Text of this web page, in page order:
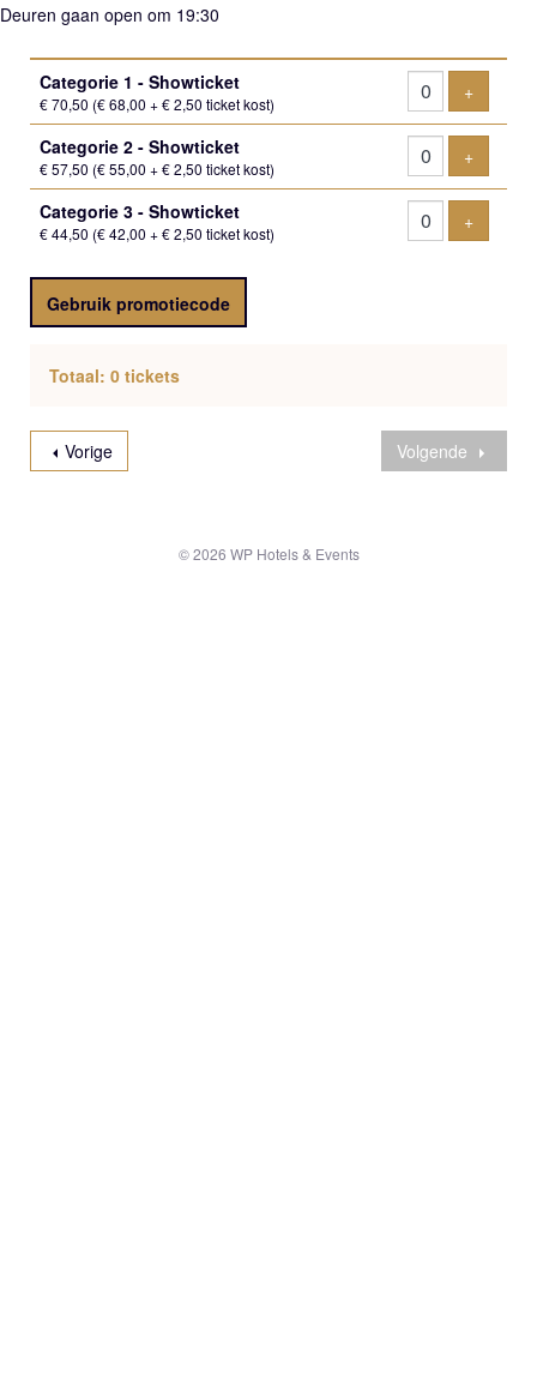
Deuren gaan open om 19:30
Aantal
Categorie 1 - Showticket
€ 70,50 (€ 68,00 + € 2,50 ticket kost)
+Voeg
Categorie 2 - Showticket
€ 57,50 (€ 55,00 + € 2,50 ticket kost)
+Voeg
Categorie 3 - Showticket
€ 44,50 (€ 42,00 + € 2,50 ticket kost)
+Voeg
Gebruik promotiecode
Totaal: 0 tickets
Vorige Volgende
© 2026 WP Hotels & Events